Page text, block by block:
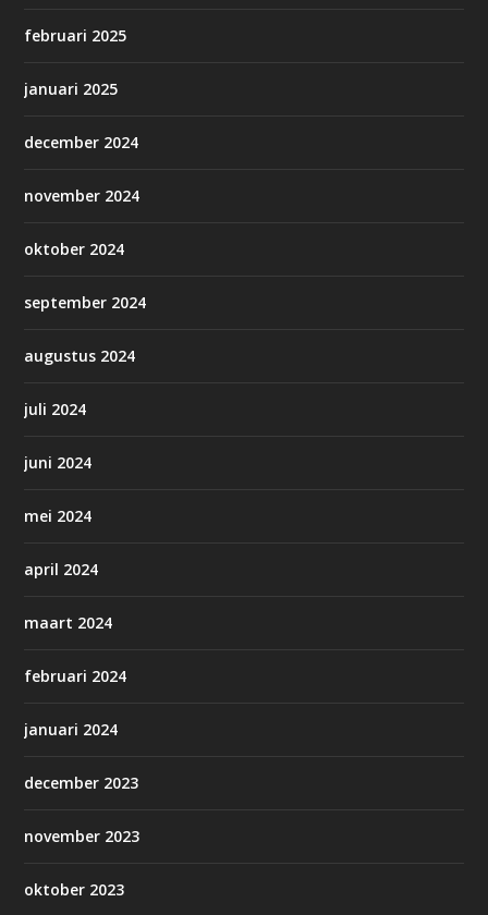
februari 2025
januari 2025
december 2024
november 2024
oktober 2024
september 2024
augustus 2024
juli 2024
juni 2024
mei 2024
april 2024
maart 2024
februari 2024
januari 2024
december 2023
november 2023
oktober 2023